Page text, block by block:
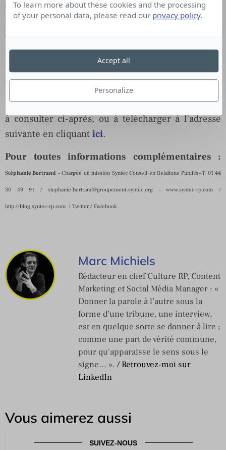
droit à la liberté d’opinion et d’expression, ce qui
implique le droit de ne pas être inquiété pour ses
opinions et celui de chercher, de recevoir et de
répandre, sans considération de frontières, les
informations et les idées par quelque moyen
d’expression que ce soit.
Le code traduit en 23 langues, dont le français, est
à consulter ci-après, ou à télécharger à l’adresse
suivante en cliquant ici.
Pour toutes informations complémentaires :
Stéphanie Bertrand – Chargée de mission Syntec Conseil en Relations Publics–T. 01 44
30 49 91 /stephanie.bertrand@groupement-syntec.org –www.syntec-rp.com /
http://blog.syntec-rp.com / Twitter / Facebook
Marc Michiels
Rédacteur en chef Culture RP, Content
Marketing et Social Média Manager : «
Donner la parole à l’autre sous la
forme d’une tribune, une interview,
est en quelque sorte se donner à lire ;
comme une part de vérité commune,
pour qu'apparaisse le sens sous le
signe… ». / Retrouvez-moi sur
LinkedIn
Vous aimerez aussi
SUIVEZ-NOUS
To learn more about these cookies and the processing
of your personal data, please read our privacy policy.
Personalize
Accept all